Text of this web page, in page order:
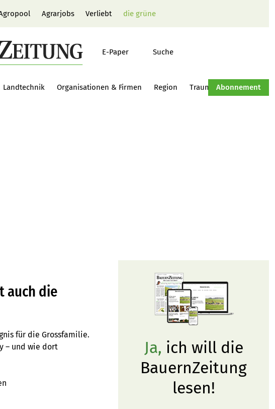
Agrarjobs Verliebt die grüne
E-Paper Suche
Landtechnik Organisationen & Firmen Region Traumtraktor Hof-
Abonnement
auch die
für die Grossfamilie.
– und wie dort
Ja, ich will die
BauernZeitung
lesen!